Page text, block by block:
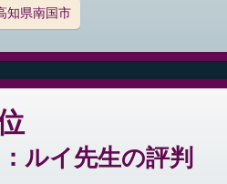
知県南国市
ルイ先生の評判